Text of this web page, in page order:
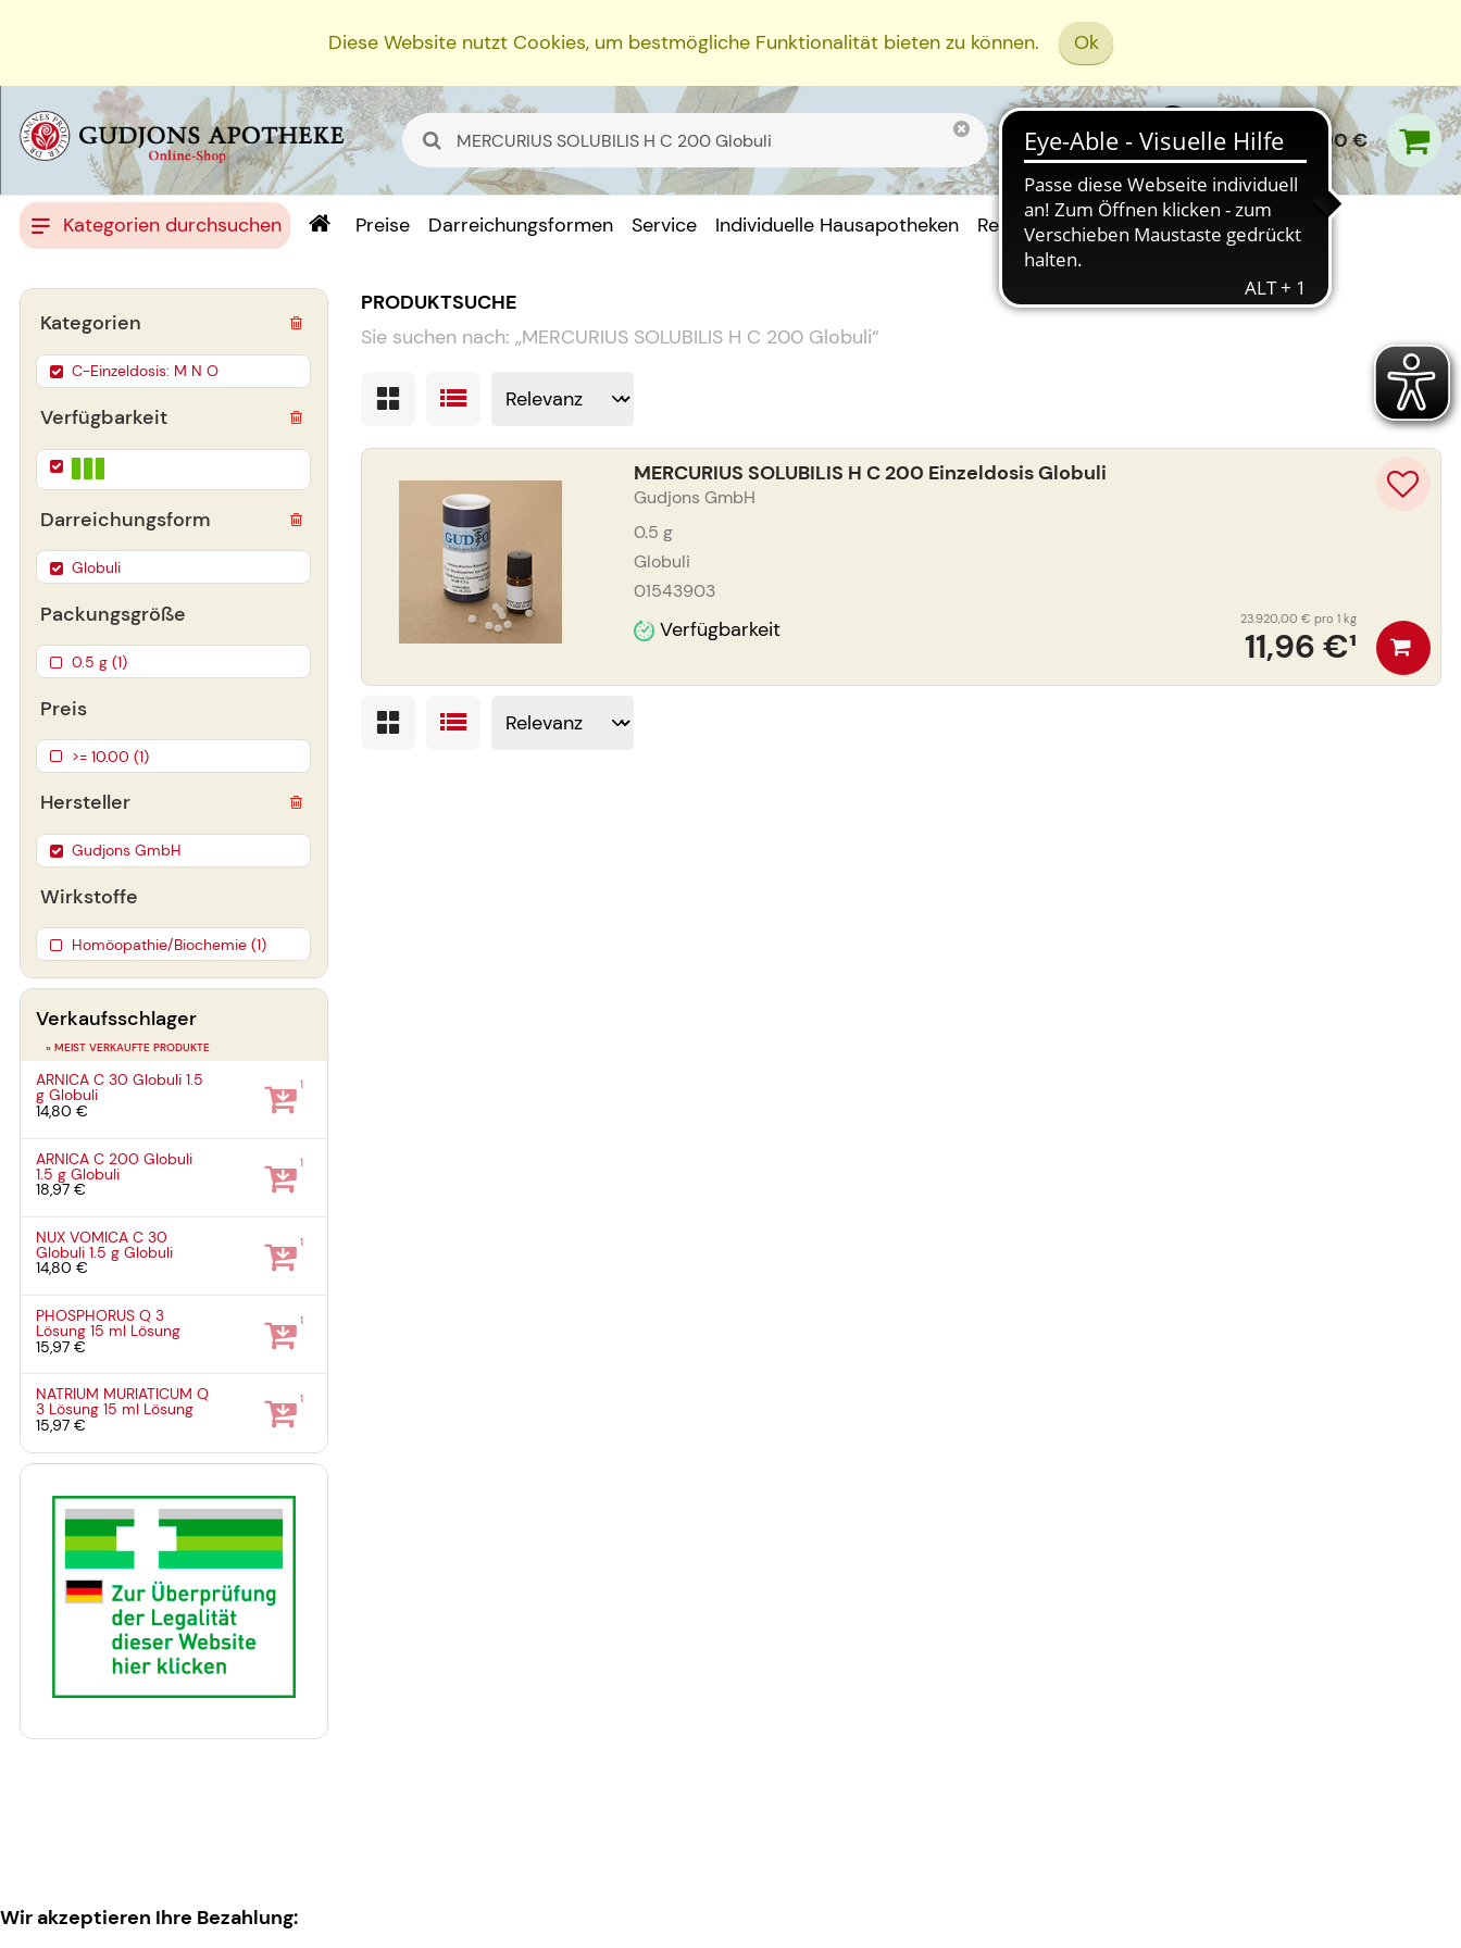
Diese Website nutzt Cookies, um bestmögliche Funktionalität bieten zu können. Ok
0,00 €
Kategorien durchsuchen Preise Darreichungsformen Service Individuelle Hausapotheken Rezept Einreichen
PRODUKTSUCHE
Sie suchen nach: „MERCURIUS SOLUBILIS H C 200 Globuli“
MERCURIUS SOLUBILIS H C 200 Einzeldosis Globuli
Gudjons GmbH
0.5 g
Globuli
01543903
Verfügbarkeit 11,96 €¹
23.920,00 € pro 1 kg
Verfügbarkeit
Darreichungsform
Globuli
Packungsgröße
0.5 g (1)
Preis
>= 10.00 (1)
Hersteller
Gudjons GmbH
Wirkstoffe
Homöopathie/Biochemie (1)
Kategorien
C-Einzeldosis: M N O
Verkaufsschlager
» MEIST VERKAUFTE PRODUKTE
ARNICA C 30 Globuli1.5
gGlobuli
14,80 €
1
ARNICA C 200 Globuli
1.5 gGlobuli
18,97 €
1
NUX VOMICA C 30
Globuli1.5 gGlobuli
14,80 €
1
PHOSPHORUS Q 3
Lösung15 ml Lösung
15,97 €
1
NATRIUM MURIATICUM Q
3 Lösung15 ml Lösung
15,97 €
1
Wir akzeptieren Ihre Bezahlung: